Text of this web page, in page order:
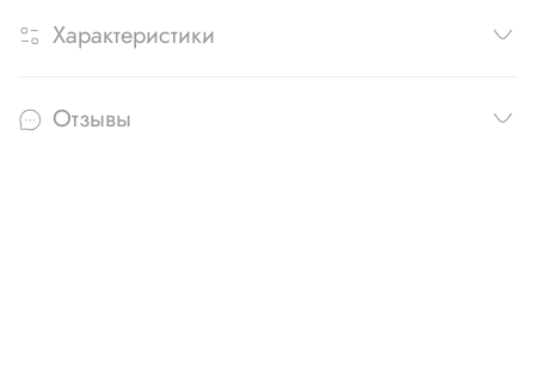
Характеристики
Отзывы